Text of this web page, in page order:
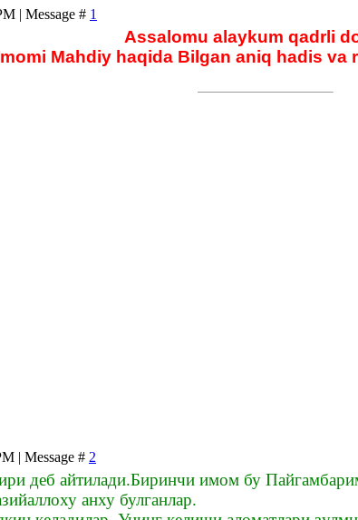
| Message # 1
Assalomu alaykum qadrli
Mahdiy haqida Bilgan aniq hadis va
| Message # 2
деб айтилади.Биринчи имом бу
анху булганлар.